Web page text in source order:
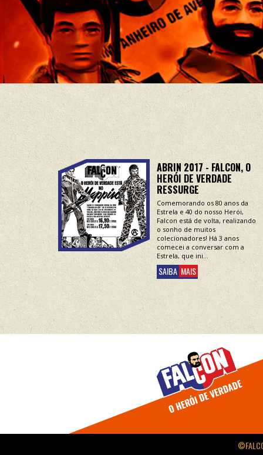
ABRIN 2017 - FALCON, O
HERÓI DE VERDADE
RESSURGE
Comemorando os 80 anos da
Estrela e 40 do nosso Herói,
Falcon está de volta, realizando
o sonho de muitos
colecionadores! Há 3 anos
comecei a conversar com a
Estrela, que ini...
SAIBA MAIS